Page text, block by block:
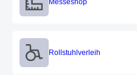
Messeshop
Rollstuhlverleih
Rollstuhlverleih